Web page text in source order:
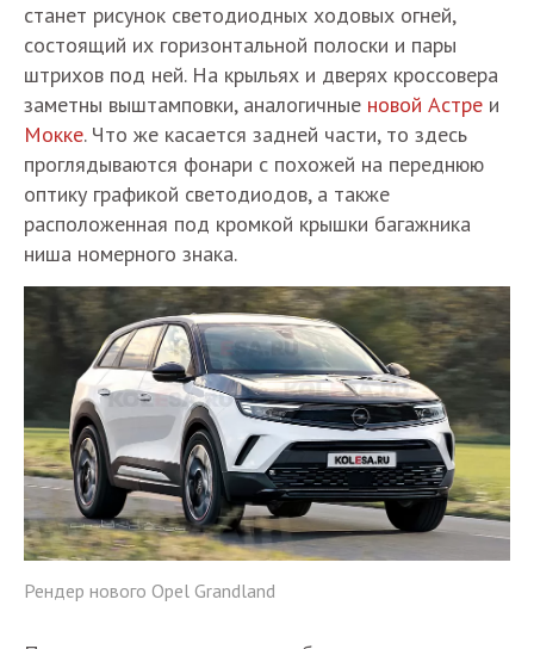
станет рисунок светодиодных ходовых огней,
состоящий их горизонтальной полоски и пары
штрихов под ней. На крыльях и дверях кроссовера
заметны выштамповки, аналогичные новой Астре и
Мокке. Что же касается задней части, то здесь
проглядываются фонари с похожей на переднюю
оптику графикой светодиодов, а также
расположенная под кромкой крышки багажника
ниша номерного знака.
Рендер нового Opel Grandland